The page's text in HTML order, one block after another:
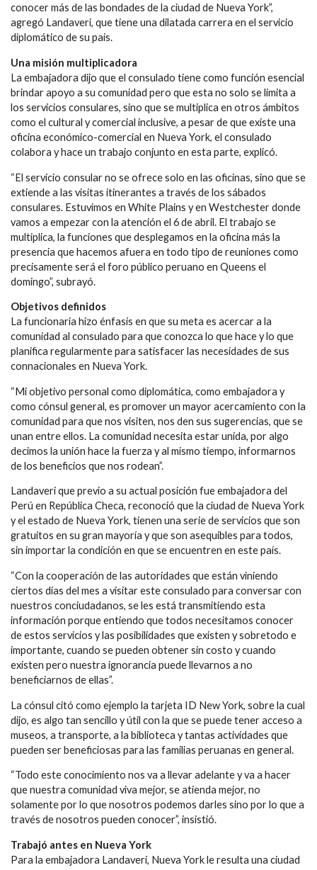
conocer más de las bondades de la ciudad de Nueva York”,
agregó Landaveri, que tiene una dilatada carrera en el servicio
diplomático de su país.
Una misión multiplicadora
La embajadora dijo que el consulado tiene como función esencial
brindar apoyo a su comunidad pero que esta no solo se limita a
los servicios consulares, sino que se multiplica en otros ámbitos
como el cultural y comercial inclusive, a pesar de que existe una
oficina económico-comercial en Nueva York, el consulado
colabora y hace un trabajo conjunto en esta parte, explicó.
“El servicio consular no se ofrece solo en las oficinas, sino que se
extiende a las visitas itinerantes a través de los sábados
consulares. Estuvimos en White Plains y en Westchester donde
vamos a empezar con la atención el 6 de abril. El trabajo se
multiplica, la funciones que desplegamos en la oficina más la
presencia que hacemos afuera en todo tipo de reuniones como
precisamente será el foro público peruano en Queens el
domingo”, subrayó.
Objetivos definidos
La funcionaria hizo énfasis en que su meta es acercar a la
comunidad al consulado para que conozca lo que hace y lo que
planifica regularmente para satisfacer las necesidades de sus
connacionales en Nueva York.
“Mi objetivo personal como diplomática, como embajadora y
como cónsul general, es promover un mayor acercamiento con la
comunidad para que nos visiten, nos den sus sugerencias, que se
unan entre ellos. La comunidad necesita estar unida, por algo
decimos la unión hace la fuerza y al mismo tiempo, informarnos
de los beneficios que nos rodean”.
Landaveri que previo a su actual posición fue embajadora del
Perú en República Checa, reconoció que la ciudad de Nueva York
y el estado de Nueva York, tienen una serie de servicios que son
gratuitos en su gran mayoría y que son asequibles para todos,
sin importar la condición en que se encuentren en este país.
“Con la cooperación de las autoridades que están viniendo
ciertos días del mes a visitar este consulado para conversar con
nuestros conciudadanos, se les está transmitiendo esta
información porque entiendo que todos necesitamos conocer
de estos servicios y las posibilidades que existen y sobretodo e
importante, cuando se pueden obtener sin costo y cuando
existen pero nuestra ignorancia puede llevarnos a no
beneficiarnos de ellas”.
La cónsul citó como ejemplo la tarjeta ID New York, sobre la cual
dijo, es algo tan sencillo y útil con la que se puede tener acceso a
museos, a transporte, a la biblioteca y tantas actividades que
pueden ser beneficiosas para las familias peruanas en general.
“Todo este conocimiento nos va a llevar adelante y va a hacer
que nuestra comunidad viva mejor, se atienda mejor, no
solamente por lo que nosotros podemos darles sino por lo que a
través de nosotros pueden conocer”, insistió.
Trabajó antes en Nueva York
Para la embajadora Landaveri, Nueva York le resulta una ciudad